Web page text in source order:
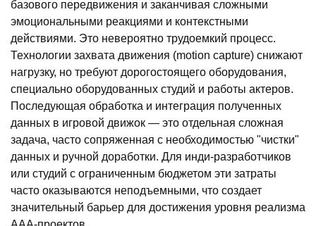
базового передвижения и заканчивая сложными
эмоциональными реакциями и контекстными
действиями. Это невероятно трудоемкий процесс.
Технологии захвата движения (motion capture) снижают
нагрузку, но требуют дорогостоящего оборудования,
специально оборудованных студий и работы актеров.
Последующая обработка и интеграция полученных
данных в игровой движок — это отдельная сложная
задача, часто сопряженная с необходимостью "чистки"
данных и ручной доработки. Для инди-разработчиков
или студий с ограниченным бюджетом эти затраты
часто оказываются неподъемными, что создает
значительный барьер для достижения уровня реализма